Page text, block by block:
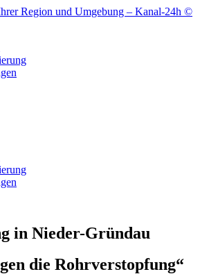
in Nieder-Gründau
die Rohrverstopfung“